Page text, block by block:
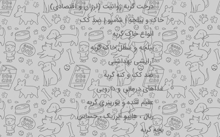
درخت گربه ژوانیت (ارزان و اقتصادی)
خاک و بیلچه | شامپو | ضد کک
انواع خاک گربه
بیلچه و سطل خاک گربه
آرایشی بهداشتی
ضد کک و کنه گربه
غذاهای درمانی و دارویی
عقیم شده و یورینری گربه
رنال ، هایپو آلرژیک ، حساس
بچه گربه